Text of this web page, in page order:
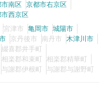
人数0 件
する
市南区 京都市右京区
市西京区
宮津市 亀岡市 城陽市
京丹後市 南丹市
木津川市
綴喜郡井手町
相楽郡和束町
相楽郡精華町
与謝郡伊根町 与謝郡与謝野町